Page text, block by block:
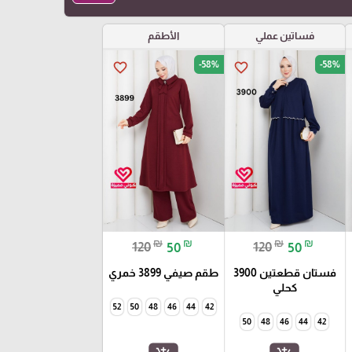
فساتين عملي
favorite_border -58%
120₪ 50 ₪
فستان قطعتين 3900
كحلي
42
44
46
48
50
الأطقم
favorite_border -58%
120₪ 50 ₪
طقم صيفي 3899 خمري
42
44
46
48
50
52